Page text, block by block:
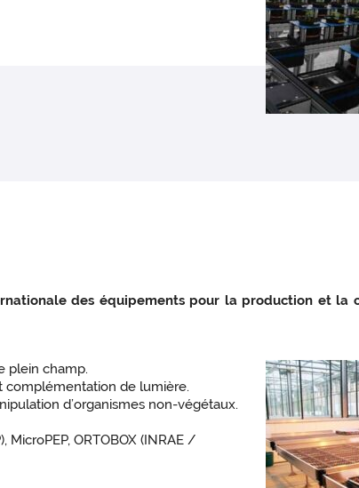
des équipements pour la production et la
plein champ.
complémentation de lumière.
d’organismes non-végétaux.
ORTOBOX (INRAE /